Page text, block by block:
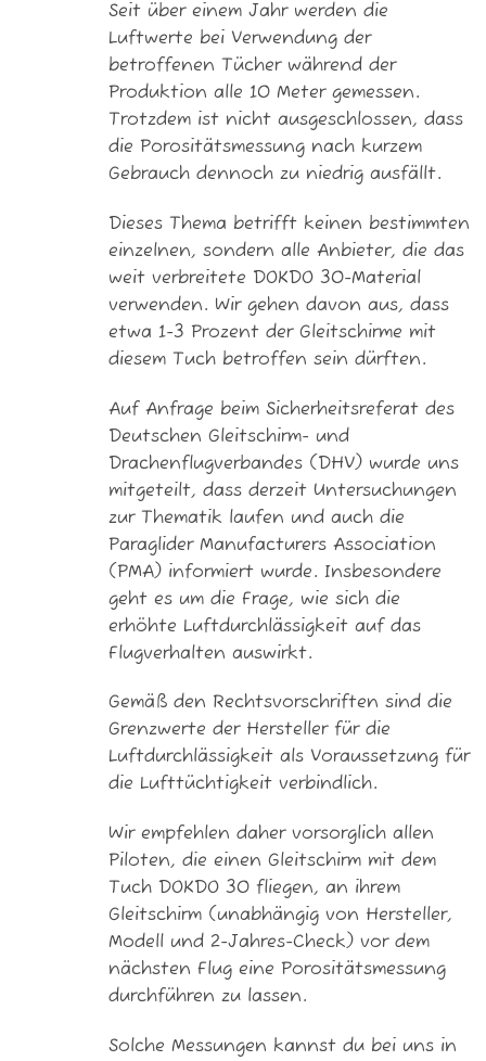
Seit über einem Jahr werden die
Luftwerte bei Verwendung der
betroffenen Tücher während der
Produktion alle 10 Meter gemessen.
Trotzdem ist nicht ausgeschlossen, dass
die Porositätsmessung nach kurzem
Gebrauch dennoch zu niedrig ausfällt.
Dieses Thema betrifft keinen bestimmten
einzelnen, sondern alle Anbieter, die das
weit verbreitete DOKDO 30-Material
verwenden. Wir gehen davon aus, dass
etwa 1-3 Prozent der Gleitschirme mit
diesem Tuch betroffen sein dürften.
Auf Anfrage beim Sicherheitsreferat des
Deutschen Gleitschirm- und
Drachenflugverbandes (DHV) wurde uns
mitgeteilt, dass derzeit Untersuchungen
zur Thematik laufen und auch die
Paraglider Manufacturers Association
(PMA) informiert wurde. Insbesondere
geht es um die Frage, wie sich die
erhöhte Luftdurchlässigkeit auf das
Flugverhalten auswirkt.
Gemäß den Rechtsvorschriften sind die
Grenzwerte der Hersteller für die
Luftdurchlässigkeit als Voraussetzung für
die Lufttüchtigkeit verbindlich.
Wir empfehlen daher vorsorglich allen
Piloten, die einen Gleitschirm mit dem
Tuch DOKDO 30 fliegen, an ihrem
Gleitschirm (unabhängig von Hersteller,
Modell und 2-Jahres-Check) vor dem
nächsten Flug eine Porositätsmessung
durchführen zu lassen.
Solche Messungen kannst du bei uns in